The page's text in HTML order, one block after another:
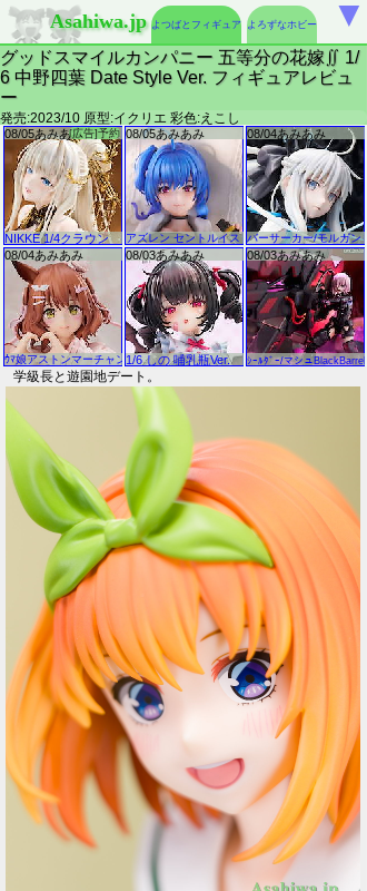
Asahiwa.jp よつばとフィギュア よろずなホビー
グッドスマイルカンパニー 五等分の花嫁∬ 1/
6 中野四葉 Date Style Ver. フィギュアレビュ
ー
発売:2023/10 原型:イクリエ 彩色:えこし
学級長と遊園地デート。
▼